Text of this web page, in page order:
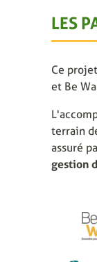
LES
Ce
et Be
terrain
assuré
gestion